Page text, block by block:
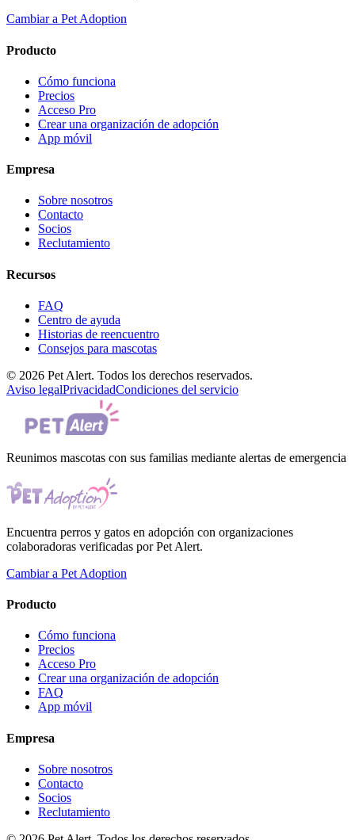
Cambiar a Pet Adoption
Producto
Cómo funciona
Precios
Acceso Pro
Crear una organización de adopción
App móvil
Empresa
Sobre nosotros
Contacto
Socios
Reclutamiento
Recursos
FAQ
Centro de ayuda
Historias de reencuentro
Consejos para mascotas
© 2026 Pet Alert. Todos los derechos reservados.
Aviso legalPrivacidadCondiciones del servicio
Reunimos mascotas con sus familias mediante alertas de emergencia
Encuentra perros y gatos en adopción con organizaciones
colaboradoras verificadas por Pet Alert.
Cambiar a Pet Adoption
Producto
Cómo funciona
Precios
Acceso Pro
Crear una organización de adopción
FAQ
App móvil
Empresa
Sobre nosotros
Contacto
Socios
Reclutamiento